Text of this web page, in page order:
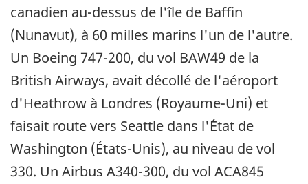
canadien au-dessus de l'île de Baffin
(Nunavut), à 60 milles marins l'un de l'autre.
Un Boeing 747-200, du vol BAW49 de la
British Airways, avait décollé de l'aéroport
d'Heathrow à Londres (Royaume-Uni) et
faisait route vers Seattle dans l'État de
Washington (États-Unis), au niveau de vol
330. Un Airbus A340-300, du vol ACA845